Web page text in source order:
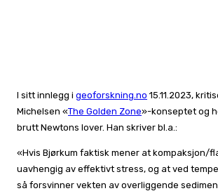
I sitt innlegg i geoforskning.no 15.11.2023,
Michelsen «The Golden Zone»-konseptet og
brutt Newtons lover. Han skriver bl.a.:
«Hvis Bjørkum faktisk mener at kompaksjon/
uavhengig av effektivt stress, og at ved
så forsvinner vekten av overliggende